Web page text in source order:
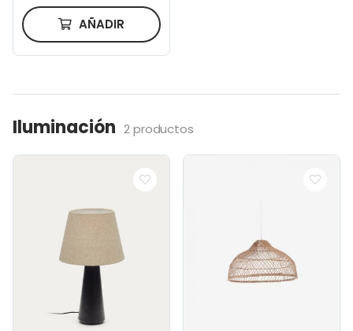
AÑADIR
Iluminación 2 productos